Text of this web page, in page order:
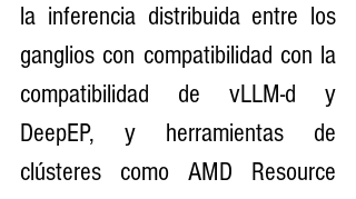
la inferencia distribuida entre los
ganglios con compatibilidad con la
compatibilidad de vLLM-d y
DeepEP, y herramientas de
clústeres como AMD Resource